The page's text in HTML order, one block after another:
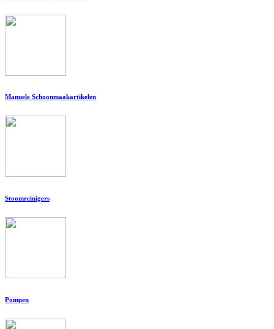
Manuele Schoonmaakartikelen
Stoomreinigers
Pompen